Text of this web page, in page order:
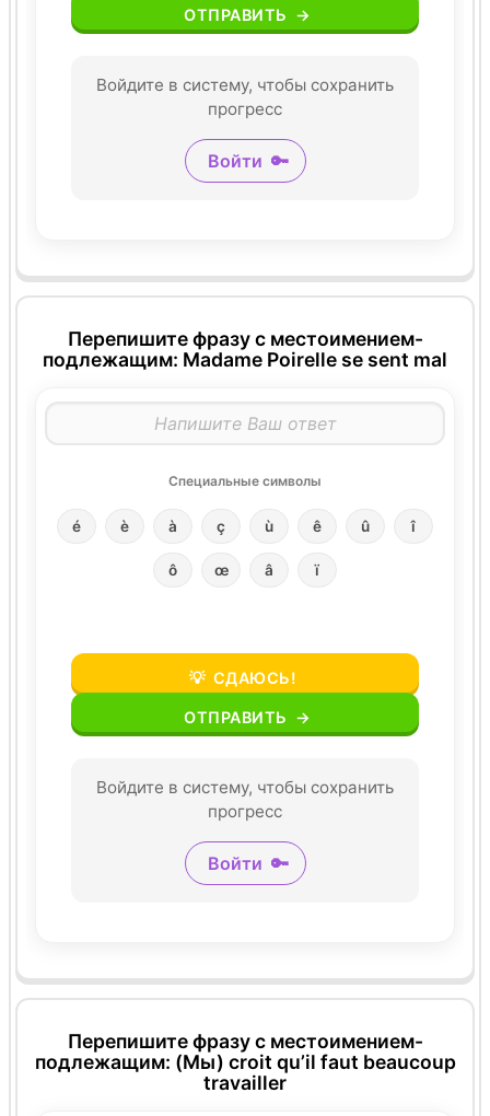
ОТПРАВИТЬ →
Войдите в систему, чтобы сохранить
прогресс
Войти 🔑
Перепишите фразу с местоимением-
подлежащим: Madame Poirelle se sent mal
Специальные символы
é è à ç ù ê û î
ô œ â ï
💡 СДАЮСЬ!
ОТПРАВИТЬ →
Войдите в систему, чтобы сохранить
прогресс
Войти 🔑
Перепишите фразу с местоимением-
подлежащим: (Мы) croit qu’il faut beaucoup
travailler